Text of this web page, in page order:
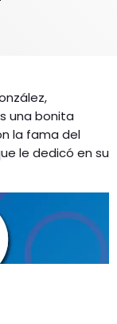
una bonita
la fama del
le dedicó en su